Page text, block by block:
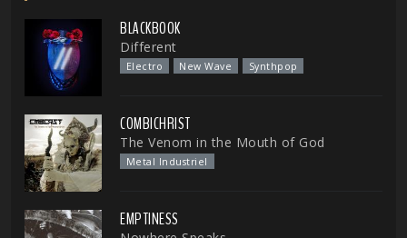
BLACKBOOK
Different
Electro New Wave Synthpop
COMBICHRIST
The Venom in the Mouth of God
Metal Industriel
EMPTINESS